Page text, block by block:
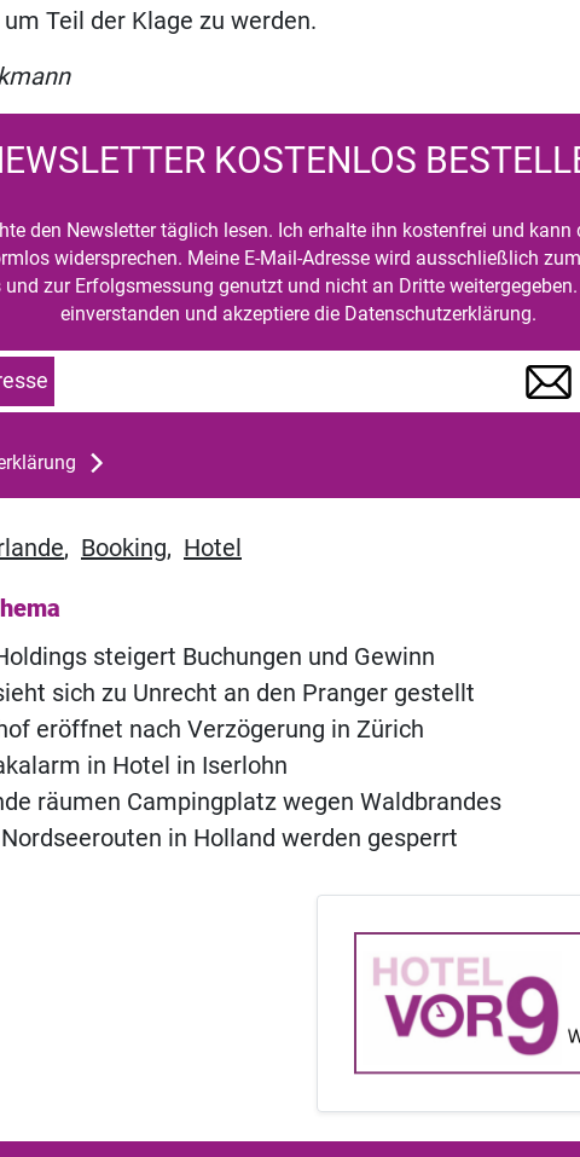
Teil der Klage zu werden.
KOSTENLOS
den Newsletter täglich lesen. Ich erhalte ihn kostenfrei und kann
widersprechen. Meine E-Mail-Adresse wird ausschließlich
und zur Erfolgsmessung genutzt und nicht an Dritte
einverstanden und akzeptiere die Datenschutzerklärung.
, Booking, Hotel
steigert Buchungen und Gewinn
sich zu Unrecht an den Pranger gestellt
eröffnet nach Verzögerung in Zürich
in Hotel in Iserlohn
räumen Campingplatz wegen Waldbrandes
in Holland werden gesperrt